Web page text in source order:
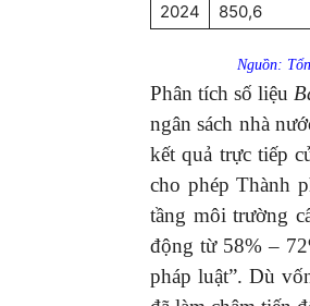
2024
850,6
Nguồn:
Phân tích số liệu
ngân sách nhà
kết quả trực tiếp
cho phép Thành
tầng môi trường
động từ 58% –
pháp luật”. Dù